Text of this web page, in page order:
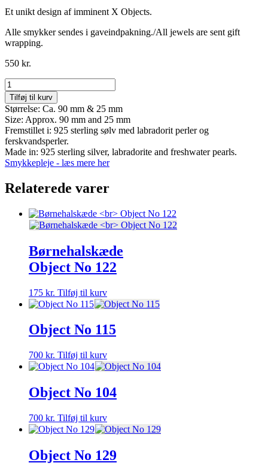
Et unikt design af imminent X Objects.
Alle smykker sendes i gaveindpakning./All jewels are sent gift
wrapping.
550 kr.
Object
No
86
antal
Tilføj til kurv
Størrelse: Ca. 90 mm & 25 mm
Size: Approx. 90 mm and 25 mm
Fremstillet i: 925 sterling sølv med labradorit perler og
ferskvandsperler.
Made in: 925 sterling silver, labradorite and freshwater pearls.
Smykkepleje - læs mere her
Relaterede varer
Børnehalskæde
Object No 122
175 kr. Tilføj til kurv
Object No 115
700 kr. Tilføj til kurv
Object No 104
700 kr. Tilføj til kurv
Object No 129